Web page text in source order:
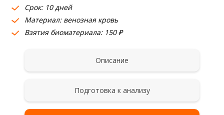
Срок: 10 дней
Материал: венозная кровь
Взятия биоматериала: 150 ₽
Описание
Подготовка к анализу